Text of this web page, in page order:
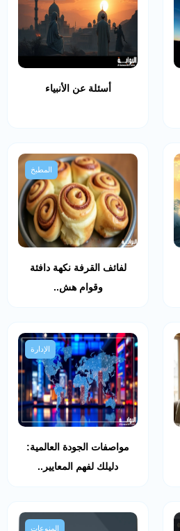
أسئلة عن الأنبياء
المطبخ
لفائف القرفة نكهة دافئة
وقوام هش..
الإدارة
مواصفات الجودة العالمية:
دليلك لفهم المعايير..
المنوعات